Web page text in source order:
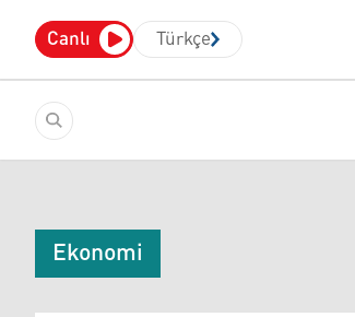
Canlı Türkçe
Ekonomi